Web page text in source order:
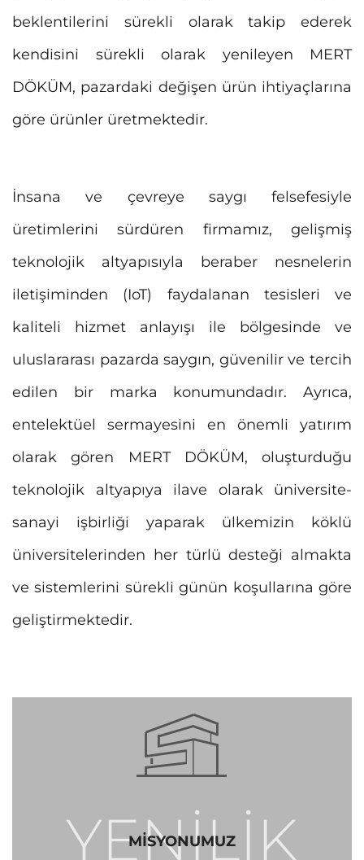
beklentilerini sürekli olarak takip ederek
kendisini sürekli olarak yenileyen MERT
DÖKÜM, pazardaki değişen ürün ihtiyaçlarına
göre ürünler üretmektedir.
İnsana ve çevreye saygı felsefesiyle
üretimlerini sürdüren firmamız, gelişmiş
teknolojik altyapısıyla beraber nesnelerin
iletişiminden (IoT) faydalanan tesisleri ve
kaliteli hizmet anlayışı ile bölgesinde ve
uluslararası pazarda saygın, güvenilir ve tercih
edilen bir marka konumundadır. Ayrıca,
entelektüel sermayesini en önemli yatırım
olarak gören MERT DÖKÜM, oluşturduğu
teknolojik altyapıya ilave olarak üniversite-
sanayi işbirliği yaparak ülkemizin köklü
üniversitelerinden her türlü desteği almakta
ve sistemlerini sürekli günün koşullarına göre
geliştirmektedir.
MİSYONUMUZ
YENİLİK